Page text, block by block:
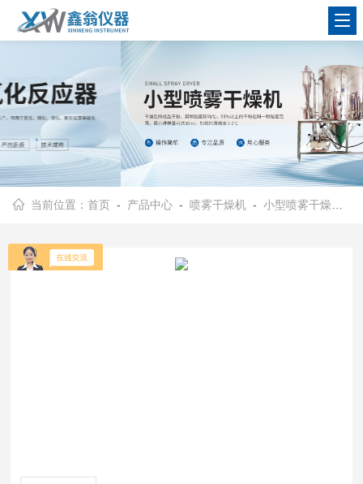
查看更多
当前位置：首页 - 产品中心 -喷雾干燥机 -小型喷雾干燥机